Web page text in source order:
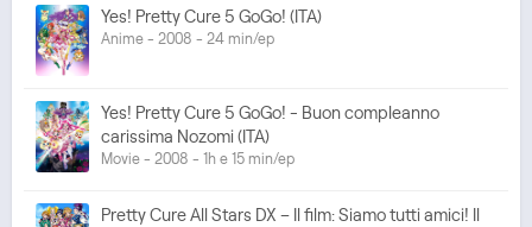
Yes! Pretty Cure 5 GoGo! (ITA)
Anime - 2008 - 24 min/ep
Yes! Pretty Cure 5 GoGo! - Buon compleanno
carissima Nozomi (ITA)
Movie - 2008 - 1h e 15 min/ep
Pretty Cure All Stars DX – Il film: Siamo tutti amici! Il